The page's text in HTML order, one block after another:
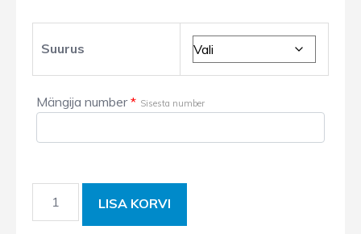
Suurus
Mängija number* Sisesta number
dressipluus
LISA KORVI